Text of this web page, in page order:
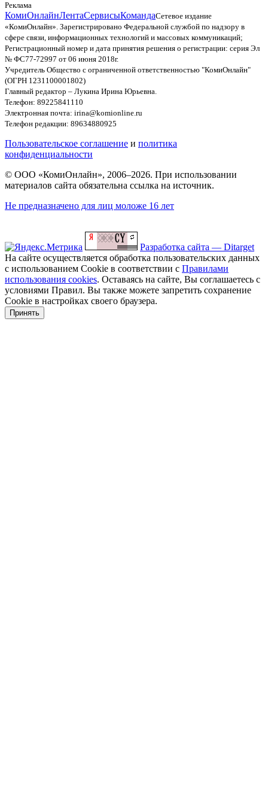
Реклама
КомиОнлайнЛентаСервисыКомандаСетевое издание
«КомиОнлайн». Зарегистрировано Федеральной службой по надзору в
сфере связи, информационных технологий и массовых коммуникаций;
Регистрационный номер и дата принятия решения о регистрации: серия Эл
№ ФС77-72997 от 06 июня 2018г.
Учредитель Общество с ограниченной ответственностью "КомиОнлайн"
(ОГРН 1231100001802)
Главный редактор – Лукина Ирина Юрьевна.
Телефон: 89225841110
Электронная почта: irina@komionline.ru
Телефон редакции: 89634880925
Пользовательское соглашение и политика
конфиденциальности
© ООО «КомиОнлайн», 2006–2026. При использовании
материалов сайта обязательна ссылка на источник.
Не предназначено для лиц моложе 16 лет
Разработка сайта — Ditarget
На сайте осуществляется обработка пользовательских данных
с использованием Cookie в соответствии с Правилами
использования cookies. Оставаясь на сайте, Вы соглашаетесь с
условиями Правил. Вы также можете запретить сохранение
Cookie в настройках своего браузера.
Принять